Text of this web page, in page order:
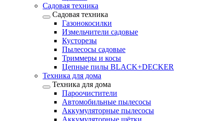
Садовая техника
Садовая техника
Газонокосилки
Измельчители садовые
Кусторезы
Пылесосы садовые
Триммеры и косы
Цепные пилы BLACK+DECKER
Техника для дома
Техника для дома
Пароочистители
Автомобильные пылесосы
Аккумуляторные пылесосы
Аккумуляторные щётки